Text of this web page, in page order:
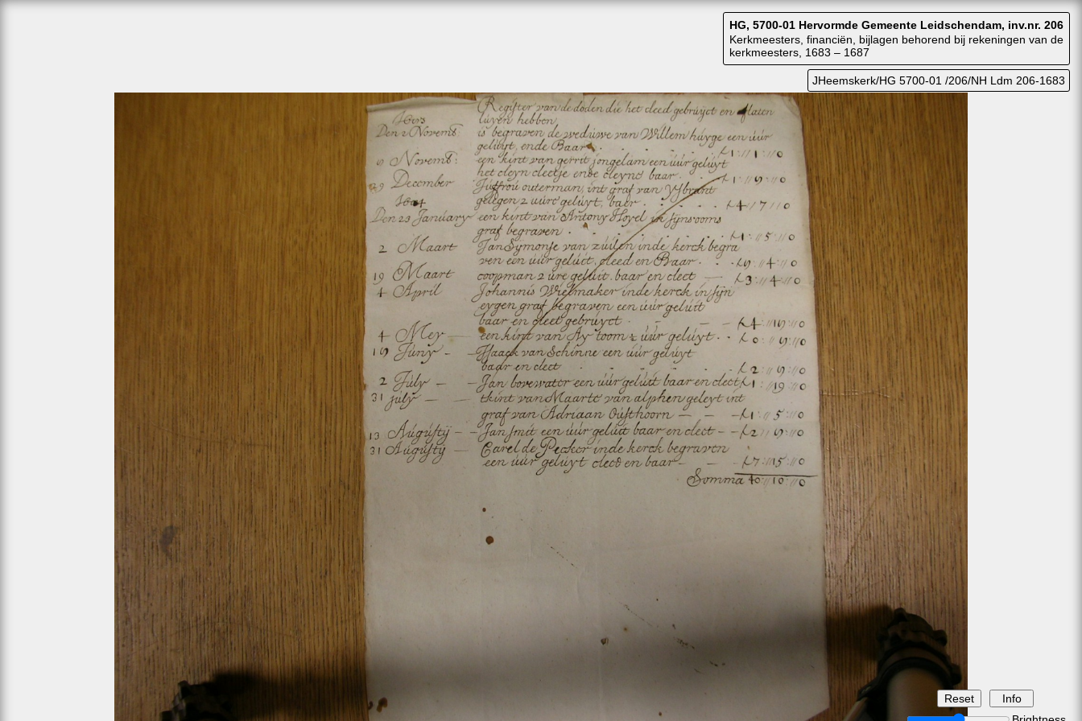
HG, 5700-01 Hervormde Gemeente Leidschendam, inv.nr. 206
Kerkmeesters, financiën, bijlagen behorend bij rekeningen van de
kerkmeesters, 1683 – 1687
JHeemskerk/HG 5700-01 /206/NH Ldm 206-1683